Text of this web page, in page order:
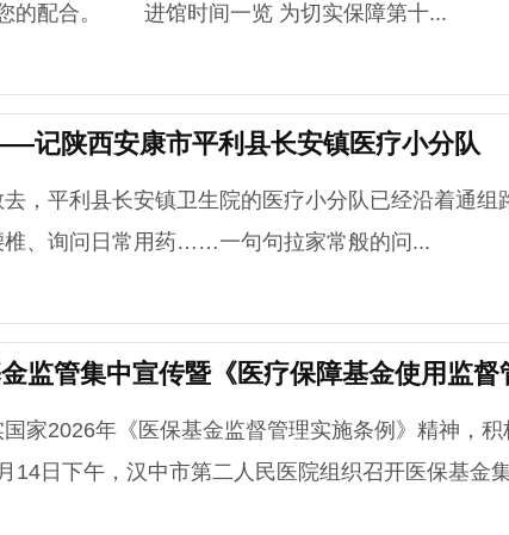
的配合。 进馆时间一览 为切实保障第十...
记陕西安康市平利县长安镇医疗小分队
平利县长安镇卫生院的医疗小分队已经沿着通组
椎、询问日常用药……一句句拉家常般的问...
监管集中宣传暨《医疗保障基金使用监
2026年《医保基金监督管理实施条例》精神，积
14日下午，汉中市第二人民医院组织召开医保基金